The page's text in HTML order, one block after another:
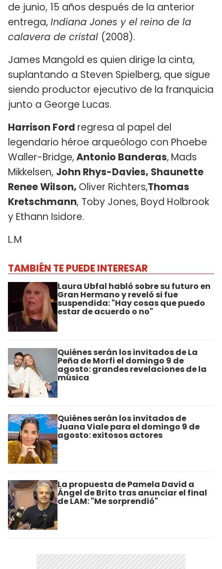
de junio, 15 años después de la anterior
entrega, Indiana Jones y el reino de la
calavera de cristal (2008).
James Mangold es quien dirige la cinta,
suplantando a Steven Spielberg, que sigue
siendo productor ejecutivo de la franquicia
junto a George Lucas.
Harrison Ford regresa al papel del
legendario héroe arqueólogo con Phoebe
Waller-Bridge,Antonio Banderas, Mads
Mikkelsen, John Rhys-Davies, Shaunette
Renee Wilson, Oliver Richters,Thomas
Kretschmann, Toby Jones, Boyd Holbrook
y Ethann Isidore.
L.M
TAMBIÉN TE PUEDE INTERESAR
Laura Ubfal habló sobre su futuro en
Gran Hermano y reveló si fue
suspendida: "Hay cosas que puedo
estar de acuerdo o no"
Quiénes serán los invitados de La
Peña de Morfi el domingo 9 de
agosto: grandes revelaciones de la
música
Quiénes serán los invitados de
Juana Viale para el domingo 9 de
agosto: exitosos actores
La propuesta de Pamela David a
Ángel de Brito tras anunciar el final
de LAM: "Me sorprendió"